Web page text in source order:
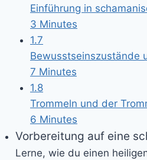
Einführung in
3 Minutes
1.7
Bewusstseinszustände
7 Minutes
1.8
Trommeln und der
6 Minutes
Vorbereitung auf eine
Lerne, wie du einen